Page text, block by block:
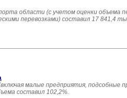
области (с учетом оценки объема
перевозками) составил 17 841,4
малые предприятия, подсобные
составил 102,2%.